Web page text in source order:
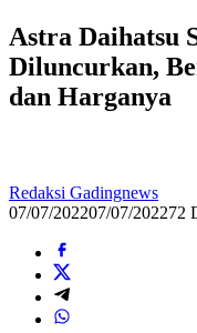
Astra Daihatsu
Diluncurkan,
dan Harganya
Redaksi Gadingnews
07/07/202207/07/202272